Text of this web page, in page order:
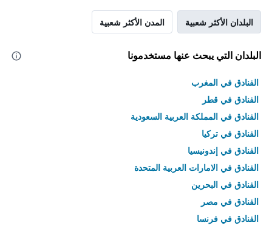
البلدان الأكثر شعبية المدن الأكثر شعبية
البلدان التي يبحث عنها مستخدمونا
الفنادق في المغرب
الفنادق في قطر
الفنادق في المملكة العربية السعودية
الفنادق في تركيا
الفنادق في إندونيسيا
الفنادق في الامارات العربية المتحدة
الفنادق في البحرين
الفنادق في مصر
الفنادق في فرنسا